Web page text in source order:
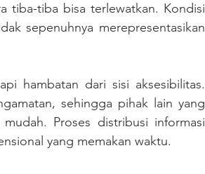
tiba-tiba bisa terlewatkan. Kondisi
sepenuhnya merepresentasikan
sehingga pihak lain yang
Proses distribusi informasi
yang memakan waktu.